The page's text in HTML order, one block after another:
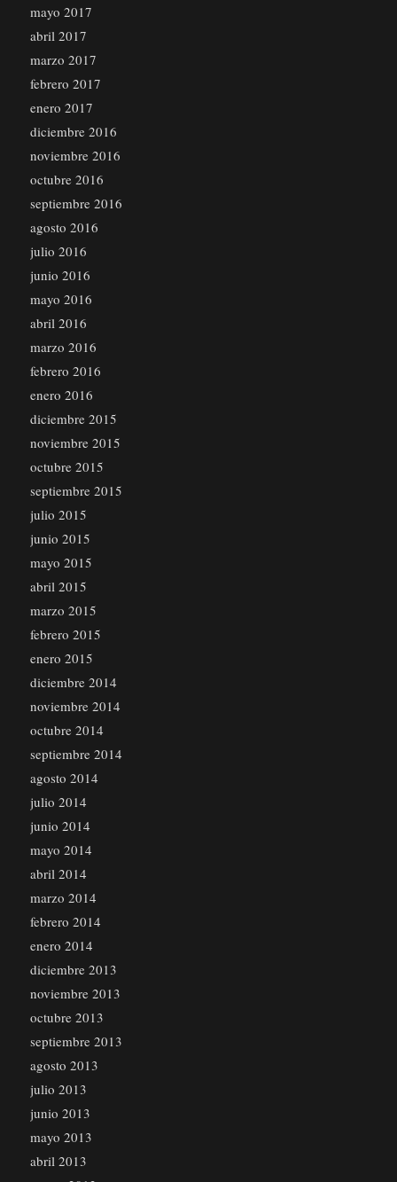
mayo 2017
abril 2017
marzo 2017
febrero 2017
enero 2017
diciembre 2016
noviembre 2016
octubre 2016
septiembre 2016
agosto 2016
julio 2016
junio 2016
mayo 2016
abril 2016
marzo 2016
febrero 2016
enero 2016
diciembre 2015
noviembre 2015
octubre 2015
septiembre 2015
julio 2015
junio 2015
mayo 2015
abril 2015
marzo 2015
febrero 2015
enero 2015
diciembre 2014
noviembre 2014
octubre 2014
septiembre 2014
agosto 2014
julio 2014
junio 2014
mayo 2014
abril 2014
marzo 2014
febrero 2014
enero 2014
diciembre 2013
noviembre 2013
octubre 2013
septiembre 2013
agosto 2013
julio 2013
junio 2013
mayo 2013
abril 2013